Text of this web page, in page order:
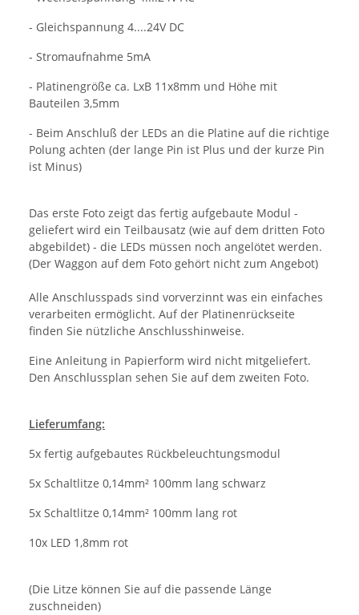
- Gleichspannung 4....24V DC
- Stromaufnahme 5mA
- Platinengröße ca. LxB 11x8mm und Höhe mit
Bauteilen 3,5mm
- Beim Anschluß der LEDs an die Platine auf die richtige
Polung achten (der lange Pin ist Plus und der kurze Pin
ist Minus)
Das erste Foto zeigt das fertig aufgebaute Modul -
geliefert wird ein Teilbausatz (wie auf dem dritten Foto
abgebildet) - die LEDs müssen noch angelötet werden.
(Der Waggon auf dem Foto gehört nicht zum Angebot)
Alle Anschlusspads sind vorverzinnt was ein einfaches
verarbeiten ermöglicht. Auf der Platinenrückseite
finden Sie nützliche Anschlusshinweise.
Eine Anleitung in Papierform wird nicht mitgeliefert.
Den Anschlussplan sehen Sie auf dem zweiten Foto.
Lieferumfang:
5x fertig aufgebautes Rückbeleuchtungsmodul
5x Schaltlitze 0,14mm² 100mm lang schwarz
5x Schaltlitze 0,14mm² 100mm lang rot
10x LED 1,8mm rot
(Die Litze können Sie auf die passende Länge
zuschneiden)